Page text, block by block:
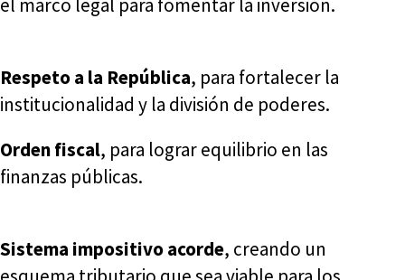
el marco legal para fomentar la inversión.
Respeto a la República, para fortalecer la
institucionalidad y la división de poderes.
Orden fiscal, para lograr equilibrio en las
finanzas públicas.
Sistema impositivo acorde, creando un